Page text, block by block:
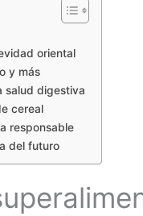
oriental
y más
salud digestiva
cereal
responsable
del futuro